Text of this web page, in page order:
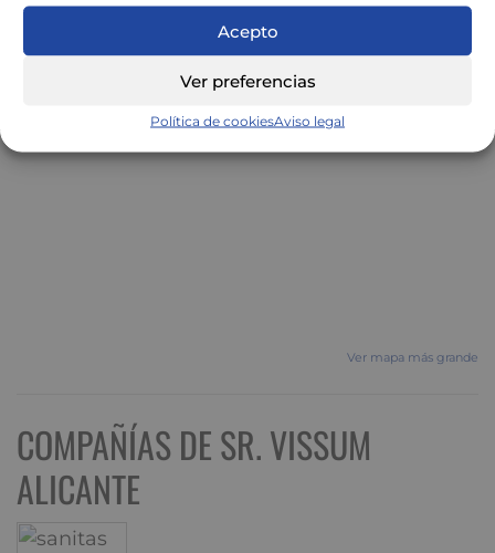
Acepto
Ver preferencias
Política de cookiesAviso legal
Ver mapa más grande
COMPAÑÍAS DE SR. VISSUM
ALICANTE